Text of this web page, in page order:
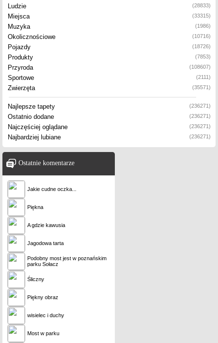
Ludzie (28833)
Miejsca (33315)
Muzyka (1986)
Okolicznościowe (10716)
Pojazdy (18726)
Produkty (7853)
Przyroda (108607)
Sportowe (2111)
Zwierzęta (35571)
Najlepsze tapety (236271)
Ostatnio dodane (236271)
Najczęściej oglądane (236271)
Najbardziej lubiane (236271)
Ostatnie komentarze
Jakie cudne oczka...
Piękna
A gdzie kawusia
Jagodowa tarta
Podobny most jest w poznańskim
parku Sołacz
Śliczny
Piękny obraz
wisielec i duchy
Most w parku